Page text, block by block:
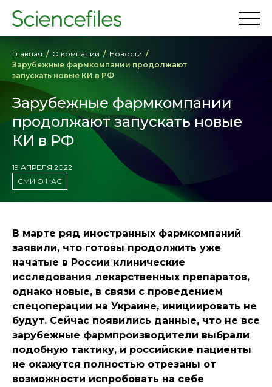
Главная О компании
Новости
Зарубежные фармкомпании продолжают
запускать новые КИ в РФ
Зарубежные фармкомпании
продолжают запускать новые
КИ в РФ
19 АПРЕЛЯ 2022
СМИ О НАС
В марте ряд иностранных фармкомпаний
заявили, что готовы продолжить уже
начатые в России клинические
исследования лекарственных препаратов,
однако новые, в связи с проведением
спецоперации на Украине, инициировать не
будут. Сейчас появились данные, что не все
зарубежные фармпроизводители выбрали
подобную тактику, и российские пациенты
не окажутся полностью отрезаны от
возможности испробовать на себе